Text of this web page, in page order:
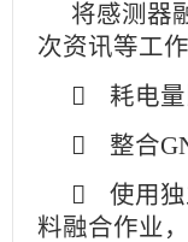
将感测器
次资讯等工
 耗电量
 整合
 使用独
料融合作业